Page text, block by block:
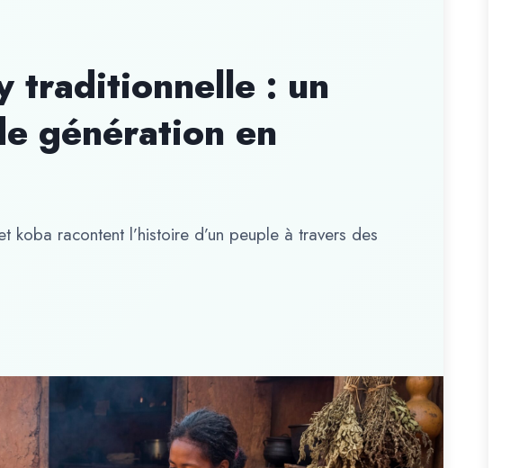
traditionnelle : un
génération en
racontent l’histoire d’un peuple à travers des